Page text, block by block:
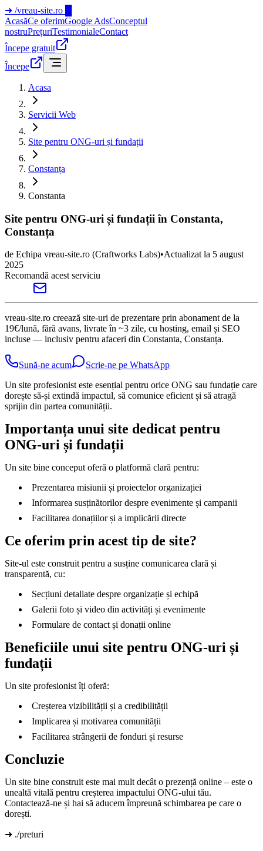
➜ /vreau-site.ro
AcasăCe oferimGoogle AdsConceptul
nostruPrețuriTestimonialeContact
Începe gratuit
Începe
Acasa
Servicii Web
Site pentru ONG-uri și fundații
Constanța
Constanta
Site pentru ONG-uri și fundații în Constanta,
Constanța
de Echipa vreau-site.ro (Craftworks Labs)•Actualizat la 5 august
2025
Recomandă acest serviciu
vreau-site.ro creează site-uri de prezentare prin abonament de la
19€/lună, fără avans, livrate în ~3 zile, cu hosting, email și SEO
incluse — inclusiv pentru afaceri din Constanta, Constanța.
Sună-ne acum
Scrie-ne pe WhatsApp
Un site profesionist este esențial pentru orice ONG sau fundație care
dorește să-și extindă impactul, să comunice eficient și să atragă
sprijin din partea comunității.
Importanța unui site dedicat pentru
ONG-uri și fundații
Un site bine conceput oferă o platformă clară pentru:
Prezentarea misiunii și proiectelor organizației
Informarea susținătorilor despre evenimente și campanii
Facilitarea donațiilor și a implicării directe
Ce oferim prin acest tip de site?
Site-ul este construit pentru a susține comunicarea clară și
transparentă, cu:
Secțiuni detaliate despre organizație și echipă
Galerii foto și video din activități și evenimente
Formulare de contact și donații online
Beneficiile unui site pentru ONG-uri și
fundații
Un site profesionist îți oferă:
Creșterea vizibilității și a credibilității
Implicarea și motivarea comunității
Facilitarea strângerii de fonduri și resurse
Concluzie
Un site bine construit este mai mult decât o prezență online – este o
unealtă vitală pentru creșterea impactului ONG-ului tău.
Contactează-ne și hai să aducem împreună schimbarea pe care o
dorești.
➜ ./preturi